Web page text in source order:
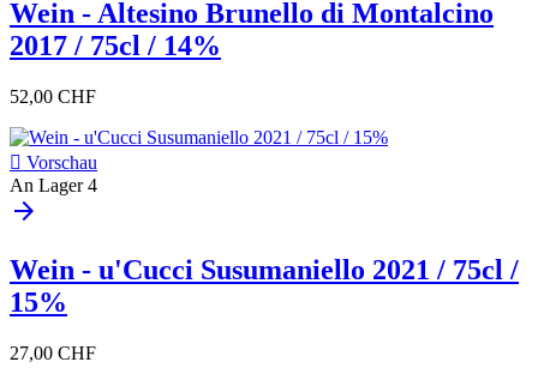
Wein - Altesino Brunello di Montalcino
2017 / 75cl / 14%
52,00 CHF
 Vorschau
An Lager 4
arrow_forward
Wein - u'Cucci Susumaniello 2021 / 75cl /
15%
27,00 CHF